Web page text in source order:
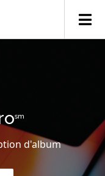
sm
d'album